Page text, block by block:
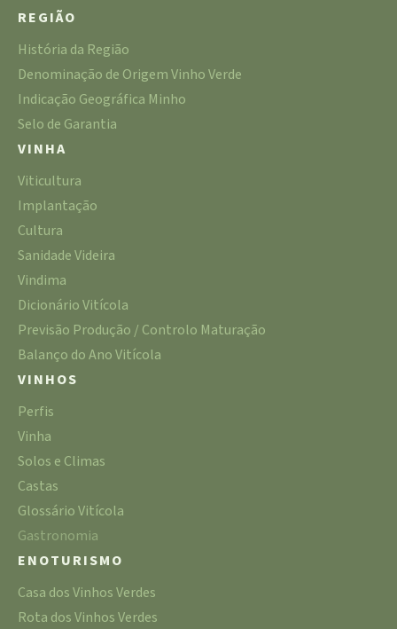
REGIÃO
História da Região
Denominação de Origem Vinho Verde
Indicação Geográfica Minho
Selo de Garantia
VINHA
Viticultura
Implantação
Cultura
Sanidade Videira
Vindima
Dicionário Vitícola
Previsão Produção / Controlo Maturação
Balanço do Ano Vitícola
VINHOS
Perfis
Vinha
Solos e Climas
Castas
Glossário Vitícola
Gastronomia
ENOTURISMO
Casa dos Vinhos Verdes
Rota dos Vinhos Verdes